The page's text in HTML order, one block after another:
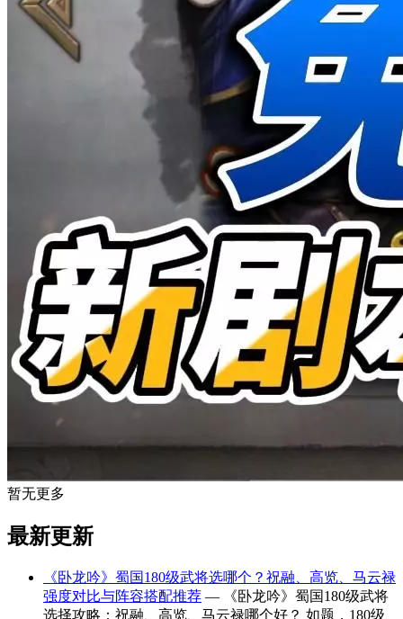
暂无更多
最新更新
《卧龙吟》蜀国180级武将选哪个？祝融、高览、马云禄
强度对比与阵容搭配推荐 — 《卧龙吟》蜀国180级武将
选择攻略：祝融、高览、马云禄哪个好？ 如题，180级